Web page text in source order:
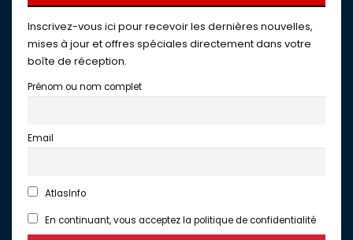
Inscrivez-vous ici pour recevoir les dernières nouvelles,
mises à jour et offres spéciales directement dans votre
boîte de réception.
Prénom ou nom complet
Email
AtlasInfo
En continuant, vous acceptez la politique de confidentialité